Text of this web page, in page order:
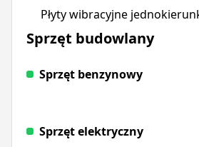
Płyty wibracyjne
Sprzęt budowlany
Sprzęt benzynowy
Sprzęt elektryczny